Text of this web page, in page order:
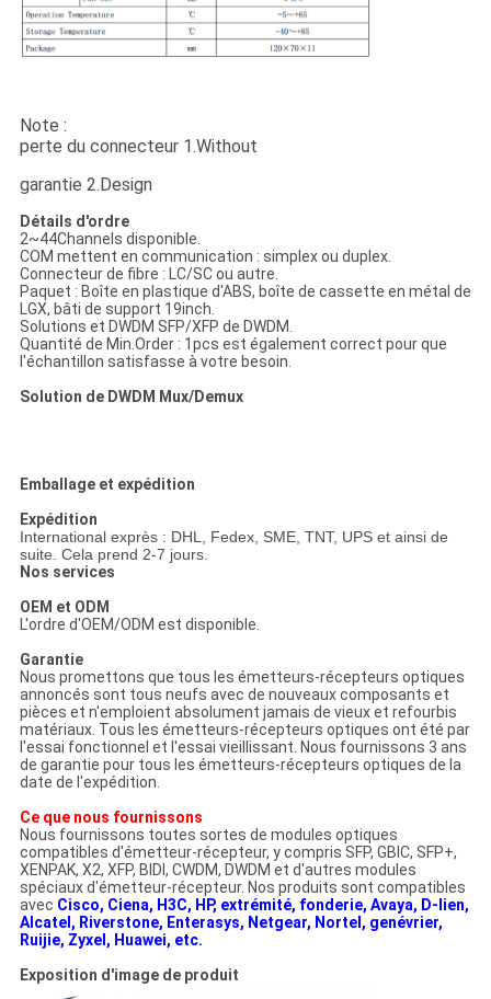
Note :
perte du connecteur 1.Without
garantie 2.Design
Détails d'ordre
2~44Channels disponible.
COM mettent en communication : simplex ou duplex.
Connecteur de fibre : LC/SC ou autre.
Paquet : Boîte en plastique d'ABS, boîte de cassette en métal de
LGX, bâti de support 19inch.
Solutions et DWDM SFP/XFP de DWDM.
Quantité de Min.Order : 1pcs est également correct pour que
l'échantillon satisfasse à votre besoin.
Solution de DWDM Mux/Demux
Emballage et expédition
Expédition
International exprès : DHL, Fedex, SME, TNT, UPS et ainsi de
suite. Cela prend 2-7 jours.
Nos services
OEM et ODM
L'ordre d'OEM/ODM est disponible.
Garantie
Nous promettons que tous les émetteurs-récepteurs optiques
annoncés sont tous neufs avec de nouveaux composants et
pièces et n'emploient absolument jamais de vieux et refourbis
matériaux. Tous les émetteurs-récepteurs optiques ont été par
l'essai fonctionnel et l'essai vieillissant. Nous fournissons 3 ans
de garantie pour tous les émetteurs-récepteurs optiques de la
date de l'expédition.
Ce que nous fournissons
Nous fournissons toutes sortes de modules optiques
compatibles d'émetteur-récepteur, y compris SFP, GBIC, SFP+,
XENPAK, X2, XFP, BIDI, CWDM, DWDM et d'autres modules
spéciaux d'émetteur-récepteur. Nos produits sont compatibles
avec Cisco, Ciena, H3C, HP, extrémité, fonderie, Avaya, D-lien,
Alcatel, Riverstone, Enterasys, Netgear, Nortel, genévrier,
Ruijie, Zyxel, Huawei, etc.
Exposition d'image de produit